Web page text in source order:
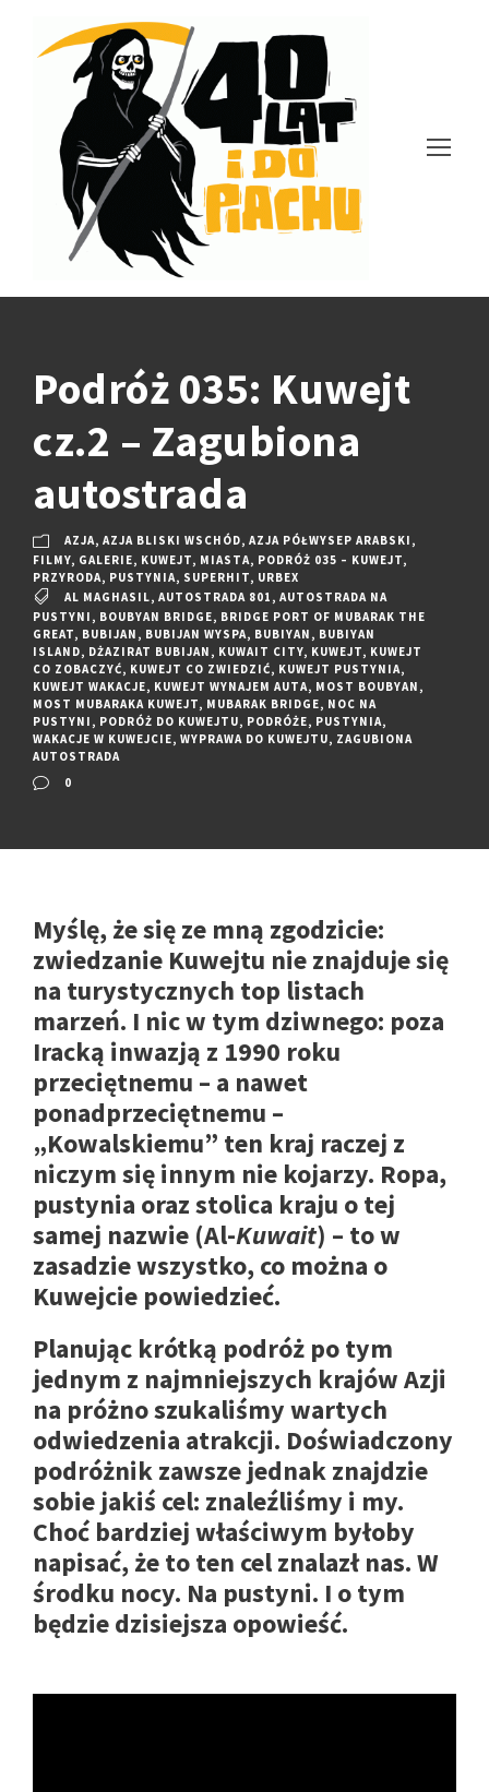
Podróż 035: Kuwejt
cz.2 – Zagubiona
autostrada
AZJA, AZJA BLISKI WSCHÓD, AZJA PÓŁWYSEP ARABSKI ,
FILMY, GALERIE, KUWEJT, MIASTA, PODRÓŻ 035 – KUWEJT,
PRZYRODA, PUSTYNIA, SUPERHIT, URBEX
AL MAGHASIL, AUTOSTRADA 801 , AUTOSTRADA NA
PUSTYNI , BOUBYAN BRIDGE, BRIDGE PORT OF MUBARAK THE
GREAT, BUBIJAN , BUBIJAN WYSPA, BUBIYAN , BUBIYAN
ISLAND, DŻAZIRAT BUBIJAN , KUWAIT CITY, KUWEJT, KUWEJT
CO ZOBACZYĆ, KUWEJT CO ZWIEDZIĆ, KUWEJT PUSTYNIA,
KUWEJT WAKACJE, KUWEJT WYNAJEM AUTA, MOST BOUBYAN ,
MOST MUBARAKA KUWEJT, MUBARAK BRIDGE, NOC NA
PUSTYNI , PODRÓŻ DO KUWEJTU, PODRÓŻE, PUSTYNIA,
WAKACJE W KUWEJCIE, WYPRAWA DO KUWEJTU, ZAGUBIONA
AUTOSTRADA
0
Myślę, że się ze mną zgodzicie:
zwiedzanie Kuwejtu nie znajduje się
na turystycznych top listach
marzeń. I nic w tym dziwnego: poza
Iracką inwazją z 1990 roku
przeciętnemu – a nawet
ponadprzeciętnemu –
„Kowalskiemu” ten kraj raczej z
niczym się innym nie kojarzy. Ropa,
pustynia oraz stolica kraju o tej
samej nazwie (Al-Kuwait) – to w
zasadzie wszystko, co można o
Kuwejcie powiedzieć.
Planując krótką podróż po tym
jednym z najmniejszych krajów Azji
na próżno szukaliśmy wartych
odwiedzenia atrakcji. Doświadczony
podróżnik zawsze jednak znajdzie
sobie jakiś cel: znaleźliśmy i my.
Choć bardziej właściwym byłoby
napisać, że to ten cel znalazł nas. W
środku nocy. Na pustyni. I o tym
będzie dzisiejsza opowieść.